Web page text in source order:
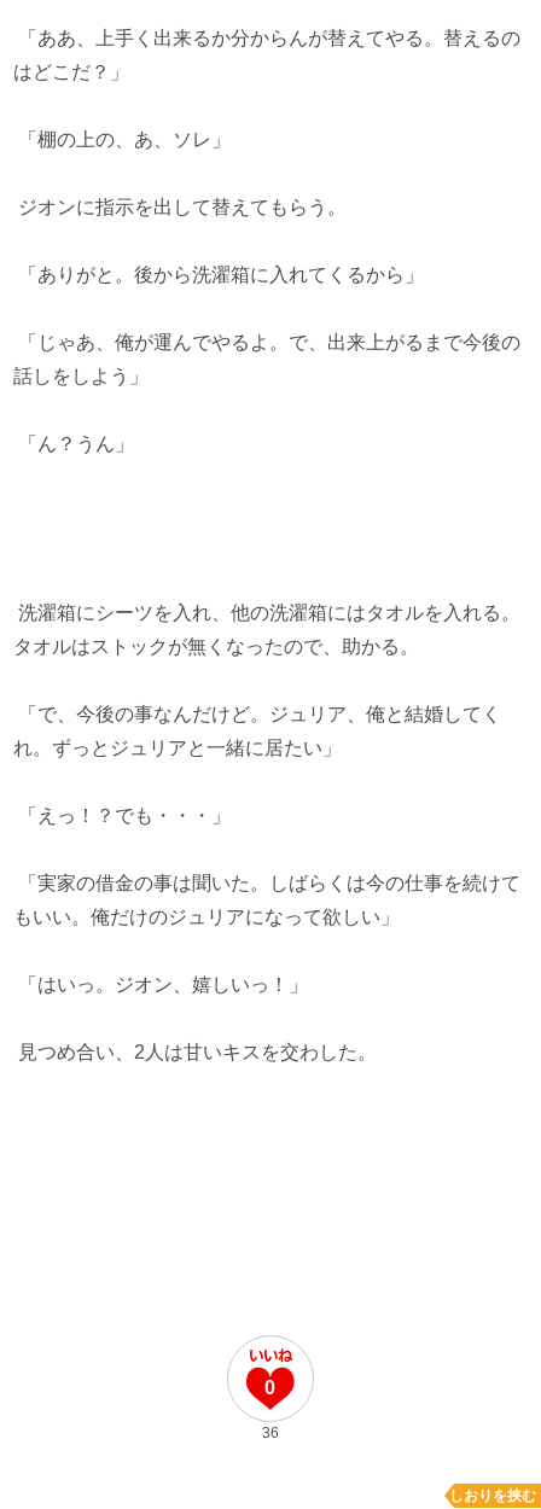
「ああ、上手く出来るか分からんが替えてやる。替えるの
はどこだ？」
「棚の上の、あ、ソレ」
ジオンに指示を出して替えてもらう。
「ありがと。後から洗濯箱に入れてくるから」
「じゃあ、俺が運んでやるよ。で、出来上がるまで今後の
話しをしよう」
「ん？うん」
洗濯箱にシーツを入れ、他の洗濯箱にはタオルを入れる。
タオルはストックが無くなったので、助かる。
「で、今後の事なんだけど。ジュリア、俺と結婚してく
れ。ずっとジュリアと一緒に居たい」
「えっ！？でも・・・」
「実家の借金の事は聞いた。しばらくは今の仕事を続けて
もいい。俺だけのジュリアになって欲しい」
「はいっ。ジオン、嬉しいっ！」
見つめ合い、2人は甘いキスを交わした。
0
36
しおりを挟む